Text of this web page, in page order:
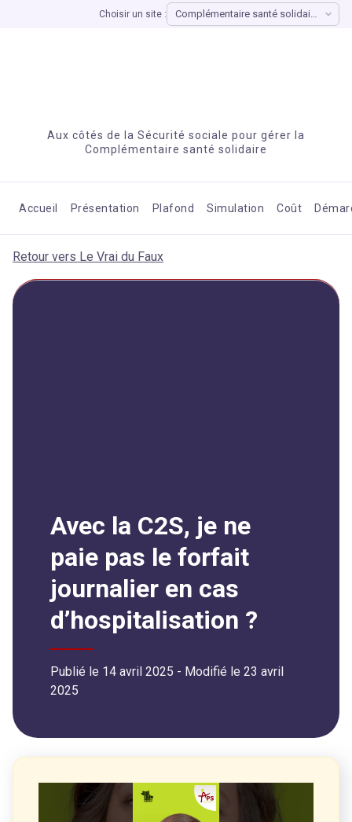
Choisir un site :
Aux côtés de la Sécurité sociale pour gérer la
Complémentaire santé solidaire
Accueil Présentation Plafond Simulation Coût
Retour vers Le Vrai du Faux
Avec la C2S, je ne
paie pas le forfait
journalier en cas
d’hospitalisation ?
Publié le 14 avril 2025 - Modifié le 23 avril
2025